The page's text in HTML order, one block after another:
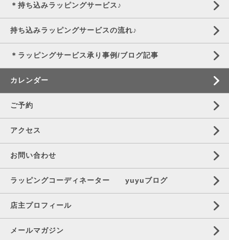
＊持ち込みラッピングサービス♪
持ち込みラッピングサービスの流れ♪
＊ラッピングサービス承り事例/ブログ記事
カレンダー
ご予約
アクセス
お問い合わせ
ラッピングコーディネーター yuyuブログ
店主プロフィール
メールマガジン